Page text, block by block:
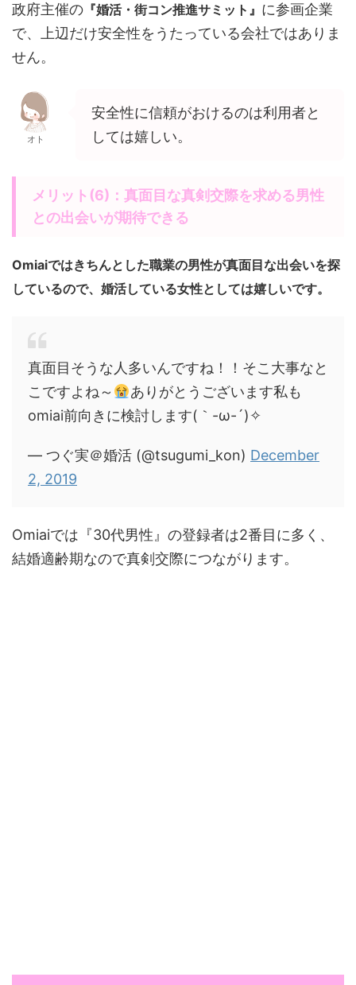
政府主催の 『婚活・街コン推進サミット』 に参画企業
で、上辺だけ安全性をうたっている会社ではありま
せん。
オト
安全性に信頼がおけるのは利用者と
しては嬉しい。
メリット(6)：真面目な真剣交際を求める男性
との出会いが期待できる
Omiaiではきちんとした職業の男性が真面目な出会いを探
しているので、婚活している女性としては嬉しいです。
真面目そうな人多いんですね！！そこ大事なと
こですよね～
ありがとうございます私も
omiai前向きに検討します(｀-ω-´)✧
— つぐ実＠婚活 (@tsugumi_kon) December
2, 2019
Omiaiでは『30代男性』の登録者は2番目に多く、
結婚適齢期なので真剣交際につながります。